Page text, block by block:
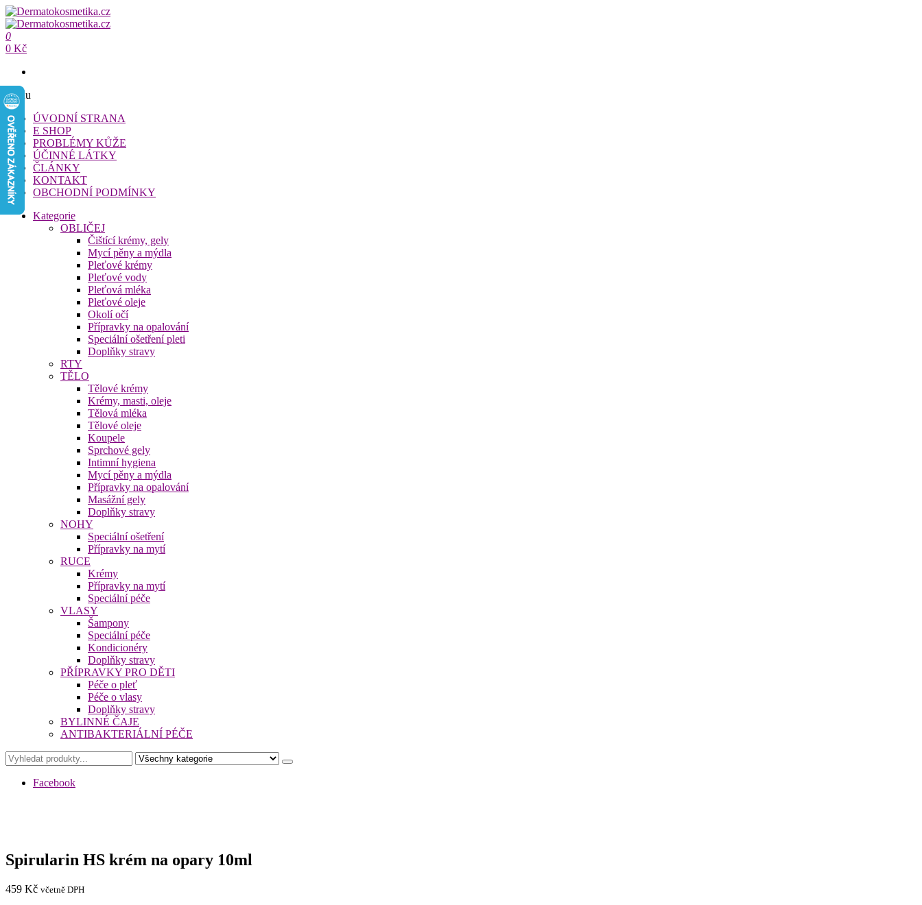
Přeskočit
na
obsah
Dermatokosmetika.cz
Dermatokosmetika.cz
0
0 Kč
Menu
ÚVODNÍ STRANA
E SHOP
PROBLÉMY KŮŽE
ÚČINNÉ LÁTKY
ČLÁNKY
KONTAKT
OBCHODNÍ PODMÍNKY
Kategorie
OBLIČEJ
Čištící krémy, gely
Mycí pěny a mýdla
Pleťové krémy
Pleťové vody
Pleťová mléka
Pleťové oleje
Okolí očí
Přípravky na opalování
Speciální ošetření pleti
Doplňky stravy
RTY
TĚLO
Tělové krémy
Krémy, masti, oleje
Tělová mléka
Tělové oleje
Koupele
Sprchové gely
Intimní hygiena
Mycí pěny a mýdla
Přípravky na opalování
Masážní gely
Doplňky stravy
NOHY
Speciální ošetření
Přípravky na mytí
RUCE
Krémy
Přípravky na mytí
Speciální péče
VLASY
Šampony
Speciální péče
Kondicionéry
Doplňky stravy
PŘÍPRAVKY PRO DĚTI
Péče o pleť
Péče o vlasy
Doplňky stravy
BYLINNÉ ČAJE
ANTIBAKTERIÁLNÍ PÉČE
Facebook
Spirularin HS krém na opary 10ml
459 Kč včetně DPH